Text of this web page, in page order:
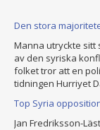
Den stora
Manna utryckte sitt
av den syriska
folket tror att en
tidningen Hurriyet
Top Syria
Jan Fredriksson-